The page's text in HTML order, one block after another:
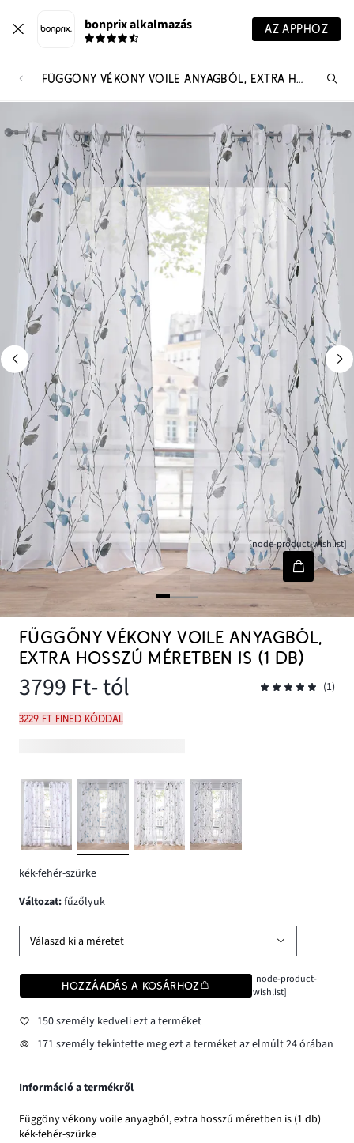
bonprix alkalmazás AZ APPHOZ
FÜGGÖNY VÉKONY VOILE ANYAGBÓL, EXTRA HOSSZÚ MÉRETBEN IS (1 DB)
[node-product-wishlist]
FÜGGÖNY VÉKONY VOILE ANYAGBÓL,
EXTRA HOSSZÚ MÉRETBEN IS (1 DB)
3799 Ft- tól (1)
3229 Ft FINED kóddal
kék-fehér-szürke
változat:fűzőlyuk
Válaszd ki a méretet
HOZZÁADÁS A KOSÁRHOZ
[node-product-
wishlist]
150 személy kedveli ezt a terméket
171 személy tekintette meg ezt a terméket az elmúlt 24 órában
Információ a termékről
Függöny vékony voile anyagból, extra hosszú méretben is (1 db)
kék-fehér-szürke